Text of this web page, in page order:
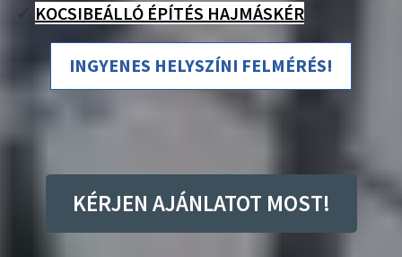
✓ KOCSIBEÁLLÓ ÉPÍTÉS HAJMÁSKÉR
INGYENES HELYSZÍNI FELMÉRÉS!
KÉRJEN AJÁNLATOT MOST!